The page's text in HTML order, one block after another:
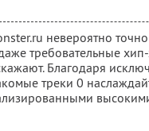
невероятно
требовательные
Благодаря
треки 0